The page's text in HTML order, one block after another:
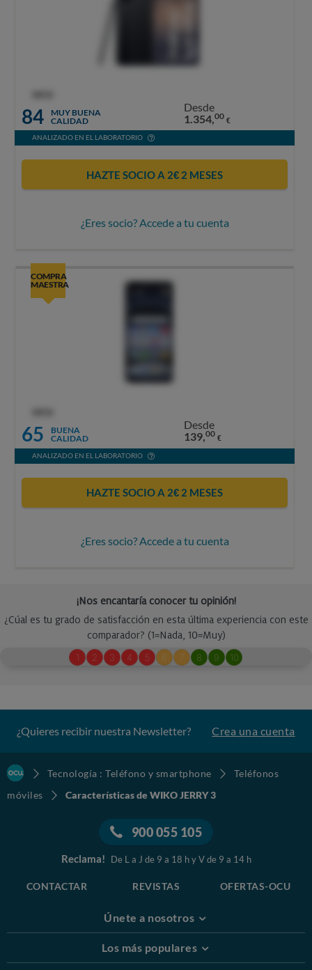
84
MUY BUENA
CALIDAD
Desde
1.354,00 €
ANALIZADO EN EL LABORATORIO
HAZTE SOCIO A 2€ 2 MESES
¿Eres socio? Accede a tu cuenta
COMPRA
MAESTRA
65
BUENA
CALIDAD
Desde
139,00 €
ANALIZADO EN EL LABORATORIO
HAZTE SOCIO A 2€ 2 MESES
¿Eres socio? Accede a tu cuenta
¿Quieres recibir nuestra Newsletter? Crea una cuenta
Tecnología : Teléfono y smartphone
Teléfonos
móviles
Características de WIKO JERRY 3
900 055 105
Reclama! De L a J de 9 a 18 h y V de 9 a 14 h
CONTACTAR REVISTAS OFERTAS-OCU
Únete a nosotros
Los más populares